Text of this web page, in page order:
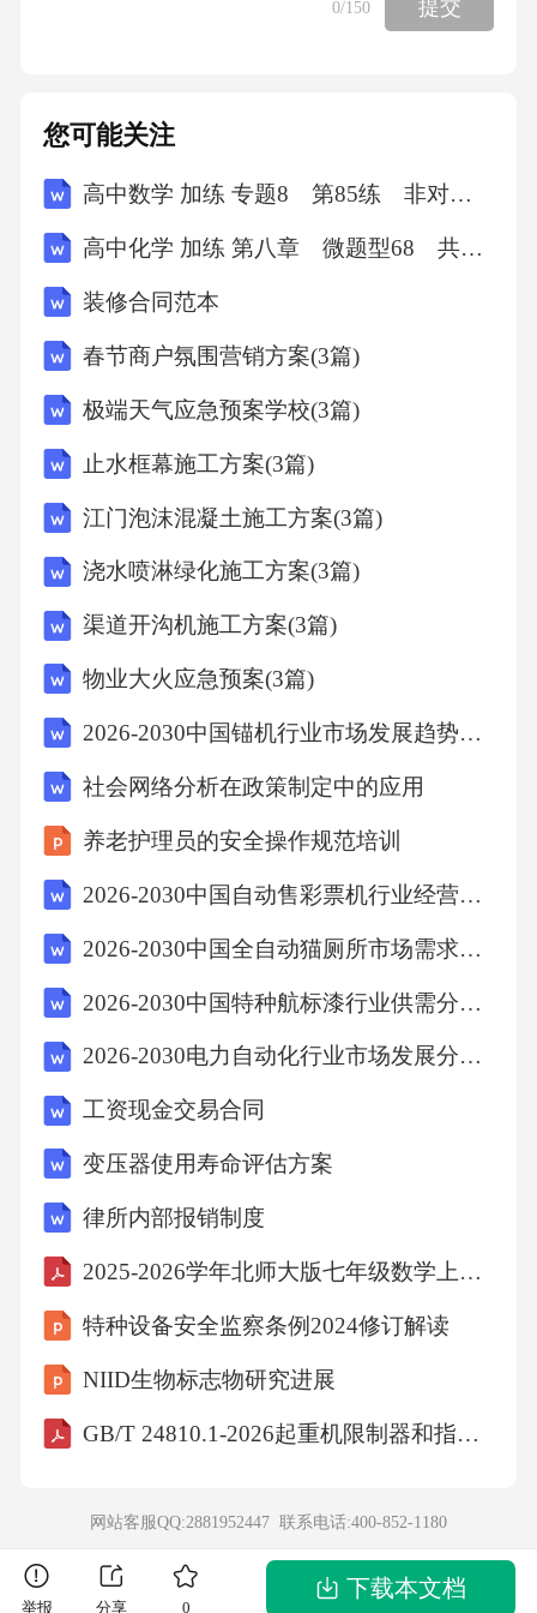
0/150 提交
您可能关注
高中数学 加练 专题8 第85练 非对称韦达定理
高中化学 加练 第八章 微题型68 共价键极性 分子极性 氢键对物质性质的影响
装修合同范本
春节商户氛围营销方案(3篇)
极端天气应急预案学校(3篇)
止水框幕施工方案(3篇)
江门泡沫混凝土施工方案(3篇)
浇水喷淋绿化施工方案(3篇)
渠道开沟机施工方案(3篇)
物业大火应急预案(3篇)
2026-2030中国锚机行业市场发展趋势与前景展望战略分析研究报告
社会网络分析在政策制定中的应用
养老护理员的安全操作规范培训
2026-2030中国自动售彩票机行业经营风险及投融资战略规划分析报告
2026-2030中国全自动猫厕所市场需求现状及未来投资方向营销研究报告
2026-2030中国特种航标漆行业供需分析及发展前景研究报告
2026-2030电力自动化行业市场发展分析及发展前景与投资机会研究报告
工资现金交易合同
变压器使用寿命评估方案
律所内部报销制度
2025-2026学年北师大版七年级数学上册期末综合检测练习卷
特种设备安全监察条例2024修订解读
NIID生物标志物研究进展
GB/T 24810.1-2026起重机限制器和指示器第1部分：通则
网站客服QQ:2881952447 联系电话:400-852-1180
举报 分享 0
下载本文档